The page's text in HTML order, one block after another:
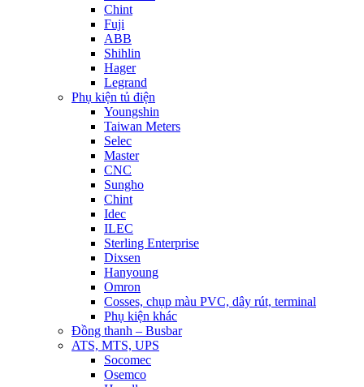
Chint
Fuji
ABB
Shihlin
Hager
Legrand
Phụ kiện tủ điện
Youngshin
Taiwan Meters
Selec
Master
CNC
Sungho
Chint
Idec
ILEC
Sterling Enterprise
Dixsen
Hanyoung
Omron
Cosses, chụp màu PVC, dây rút, terminal
Phụ kiện khác
Đồng thanh – Busbar
ATS, MTS, UPS
Socomec
Osemco